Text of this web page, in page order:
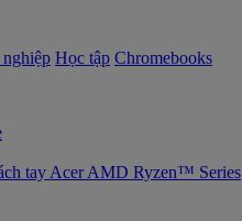
Học tập Chromebooks
tay Acer AMD Ryzen™ Series